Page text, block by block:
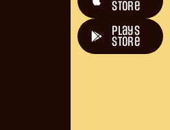
Store
plays
store